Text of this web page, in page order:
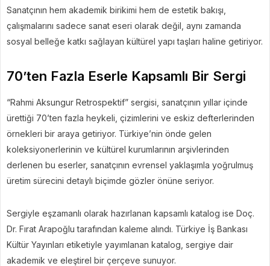
Sanatçının hem akademik birikimi hem de estetik bakışı,
çalışmalarını sadece sanat eseri olarak değil, aynı zamanda
sosyal belleğe katkı sağlayan kültürel yapı taşları haline getiriyor.
70’ten Fazla Eserle Kapsamlı Bir Sergi
“Rahmi Aksungur Retrospektif” sergisi, sanatçının yıllar içinde
ürettiği 70’ten fazla heykeli, çizimlerini ve eskiz defterlerinden
örnekleri bir araya getiriyor. Türkiye’nin önde gelen
koleksiyonerlerinin ve kültürel kurumlarının arşivlerinden
derlenen bu eserler, sanatçının evrensel yaklaşımla yoğrulmuş
üretim sürecini detaylı biçimde gözler önüne seriyor.
Sergiyle eşzamanlı olarak hazırlanan kapsamlı katalog ise Doç.
Dr. Fırat Arapoğlu tarafından kaleme alındı. Türkiye İş Bankası
Kültür Yayınları etiketiyle yayımlanan katalog, sergiye dair
akademik ve eleştirel bir çerçeve sunuyor.